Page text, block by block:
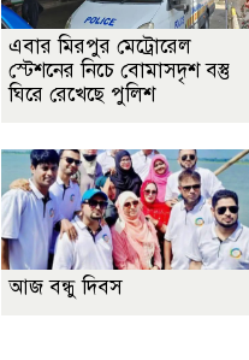
এবার মিরপুর মেট্রোরেল
স্টেশনের নিচে বোমাসদৃশ বস্তু
ঘিরে রেখেছে পুলিশ
আজ বন্ধু দিবস